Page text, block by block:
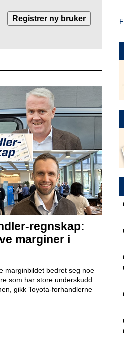
regnskap:
marginer i
marginbildet bedret seg noe
som har store underskudd.
gikk Toyota-forhandlerne